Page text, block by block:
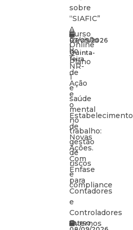
03/09/2026
|
Quinta-
feira
Curso
Online
–
NR-
1
e
saúde
mental
no
trabalho:
gestão
de
riscos
e
compliance
Curso
sobre
“SIAFIC”
A
Revisão
do
Plano
de
Ação
e
o
Estabelecimento
de
Novas
Ações.
Com
Ênfase
para
Contadores
e
Controladores
Internos